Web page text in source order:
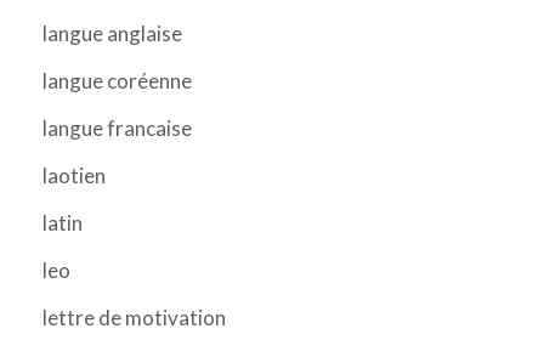
langue anglaise
langue coréenne
langue francaise
laotien
latin
leo
lettre de motivation